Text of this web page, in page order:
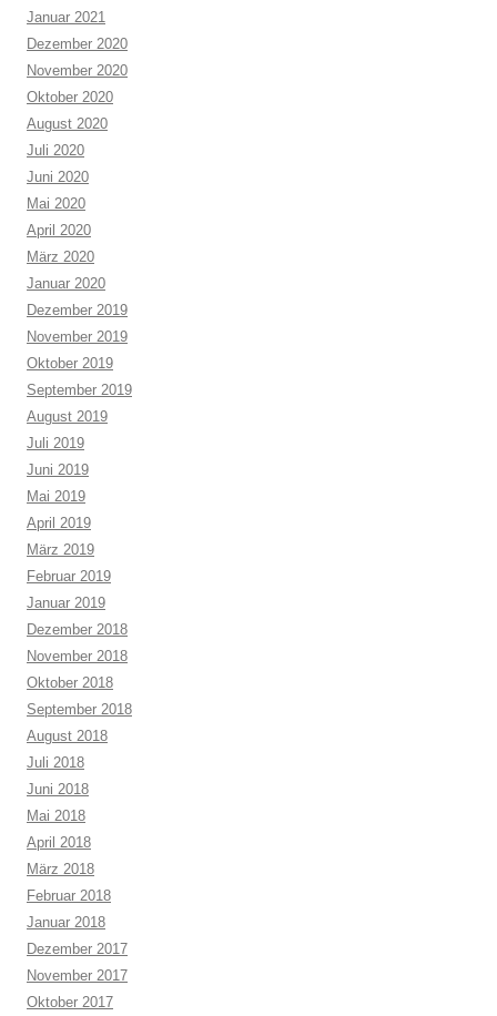
Januar 2021
Dezember 2020
November 2020
Oktober 2020
August 2020
Juli 2020
Juni 2020
Mai 2020
April 2020
März 2020
Januar 2020
Dezember 2019
November 2019
Oktober 2019
September 2019
August 2019
Juli 2019
Juni 2019
Mai 2019
April 2019
März 2019
Februar 2019
Januar 2019
Dezember 2018
November 2018
Oktober 2018
September 2018
August 2018
Juli 2018
Juni 2018
Mai 2018
April 2018
März 2018
Februar 2018
Januar 2018
Dezember 2017
November 2017
Oktober 2017